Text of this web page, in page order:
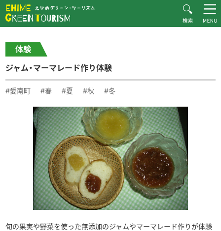
お知らせ
おすすめプラン
体験・施設紹介
ダウンロード
愛媛県グリーン・ツーリズム推進協議会について
お問い合わせ サイトマップ
体験
ジャム・マーマレード作り体験
#愛南町 #春 #夏 #秋 #冬
旬の果実や野菜を使った無添加のジャムやマーマレード作りが体験